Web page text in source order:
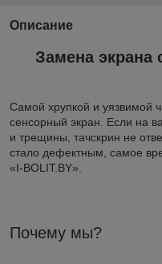
Описание
Замена экрана
Самой хрупкой и уязвимой
сенсорный экран. Если на
и трещины, тачскрин не
стало дефектным, самое
«I-BOLIT.BY».
Почему мы?